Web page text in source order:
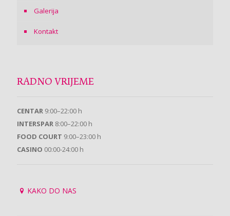
Galerija
Kontakt
RADNO VRIJEME
CENTAR 9:00–22:00 h
INTERSPAR 8:00–22:00 h
FOOD COURT 9:00–23:00 h
CASINO 00:00-24:00 h
KAKO DO NAS